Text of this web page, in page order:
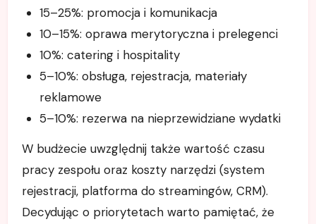
15–25%: promocja i komunikacja
10–15%: oprawa merytoryczna i prelegenci
10%: catering i hospitality
5–10%: obsługa, rejestracja, materiały
reklamowe
5–10%: rezerwa na nieprzewidziane wydatki
W budżecie uwzględnij także wartość czasu
pracy zespołu oraz koszty narzędzi (system
rejestracji, platforma do streamingów, CRM).
Decydując o priorytetach warto pamiętać, że